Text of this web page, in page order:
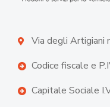
Via degli Artigiani
Codice fiscale e
Capitale Sociale